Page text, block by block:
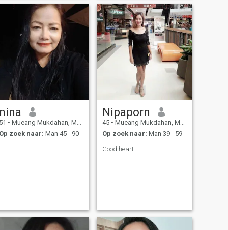
caring Thai
me and developing a relati
nina
51 • Mueang Mukdahan, Mukdahan, Thailand
Op zoek naar: Man 45 - 90
Nipaporn
45 • Mueang Mukdahan, Mukdahan, Thailand
Op zoek naar: Man 39 - 59
Good heart